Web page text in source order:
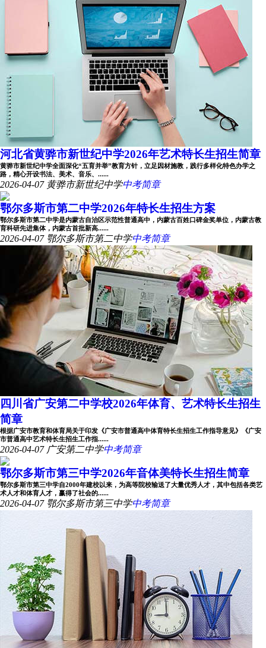
河北省黄骅市新世纪中学2026年艺术特长生招生简章
黄骅市新世纪中学全面深化“五育并举”教育方针，立足因材施教，践行多样化特色办学之
路，精心开设书法、美术、音乐、......
2026-04-07 黄骅市新世纪中学中考简章
鄂尔多斯市第二中学2026年特长生招生方案
鄂尔多斯市第二中学是内蒙古自治区示范性普通高中，内蒙古百姓口碑金奖单位，内蒙古教
育科研先进集体，内蒙古首批新高......
2026-04-07 鄂尔多斯市第二中学中考简章
四川省广安第二中学校2026年体育、艺术特长生招生
简章
根据广安市教育和体育局关于印发《广安市普通高中体育特长生招生工作指导意见》《广安
市普通高中艺术特长生招生工作指......
2026-04-07 广安第二中学中考简章
鄂尔多斯市第三中学2026年音体美特长生招生简章
鄂尔多斯市第三中学自2000年建校以来，为高等院校输送了大量优秀人才，其中包括各类艺
术人才和体育人才，赢得了社会的......
2026-04-07 鄂尔多斯市第三中学中考简章